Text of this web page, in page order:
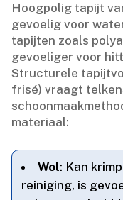
Hoogpolig tapijt
gevoelig voor
tapijten zoals
gevoeliger voor
Structurele
frisé) vraagt
materiaal:
Wol: Kan
reiniging, is